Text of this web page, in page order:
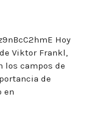
Hoy
Viktor Frankl,
los campos de
de
en